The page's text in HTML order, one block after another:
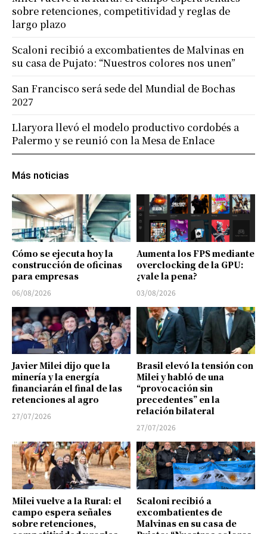
Más noticias
Cómo se ejecuta hoy la
construcción de oficinas
para empresas
06/08/2026
Aumenta los FPS mediante
overclocking de la GPU:
¿vale la pena?
03/08/2026
Javier Milei dijo que la
minería y la energía
financiarán el final de las
retenciones al agro
27/07/2026
Brasil elevó la tensión con
Milei y habló de una
“provocación sin
precedentes” en la
relación bilateral
27/07/2026
Milei vuelve a la Rural: el
campo espera señales
sobre retenciones,
Scaloni recibió a
excombatientes de
Malvinas en su casa de
sobre retenciones, competitividad y reglas de
largo plazo
Scaloni recibió a excombatientes de Malvinas en
su casa de Pujato: “Nuestros colores nos unen”
San Francisco será sede del Mundial de Bochas
2027
Llaryora llevó el modelo productivo cordobés a
Palermo y se reunió con la Mesa de Enlace